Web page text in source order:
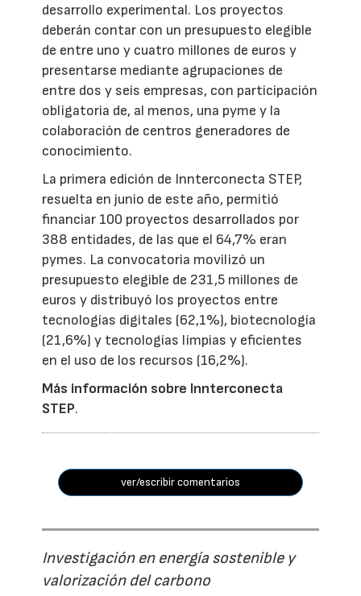
desarrollo experimental. Los proyectos
deberán contar con un presupuesto elegible
de entre uno y cuatro millones de euros y
presentarse mediante agrupaciones de
entre dos y seis empresas, con participación
obligatoria de, al menos, una pyme y la
colaboración de centros generadores de
conocimiento.
La primera edición de Innterconecta STEP,
resuelta en junio de este año, permitió
financiar 100 proyectos desarrollados por
388 entidades, de las que el 64,7% eran
pymes. La convocatoria movilizó un
presupuesto elegible de 231,5 millones de
euros y distribuyó los proyectos entre
tecnologías digitales (62,1%), biotecnología
(21,6%) y tecnologías limpias y eficientes
en el uso de los recursos (16,2%).
Más información sobre Innterconecta
STEP.
ver/escribir comentarios
Investigación en energía sostenible y
valorización del carbono